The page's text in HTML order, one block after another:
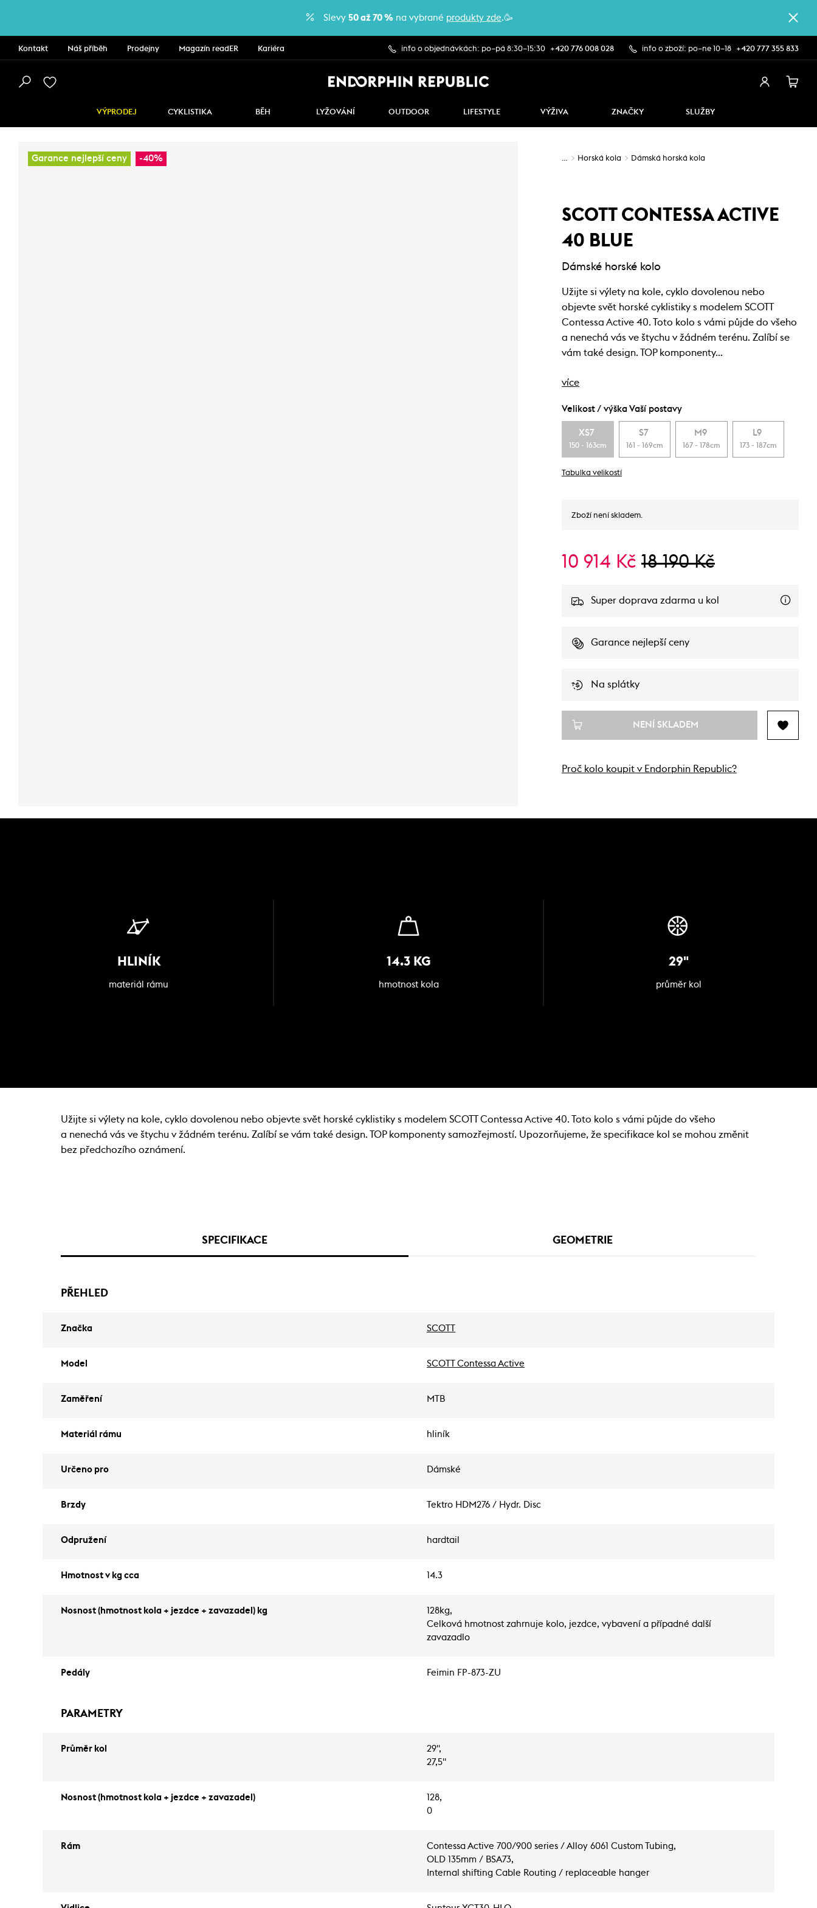
Slevy 50 až 70 % na vybrané produkty zde.🥳
Kontakt Náš příběh Prodejny Magazín readER Kariéra info o objednávkách: po–pá 8:30–15:30 +420 776 008 028 info o zboží: po–ne 10–18 +420 777 355 833
VÝPRODEJ CYKLISTIKA BĚH LYŽOVÁNÍ OUTDOOR LIFESTYLE VÝŽIVA ZNAČKY SLUŽBY
Garance nejlepší ceny -40% … Horská kola Dámská horská kola
SCOTT CONTESSA ACTIVE
40 BLUE
Dámské horské kolo
Užijte si výlety na kole, cyklo dovolenou nebo
objevte svět horské cyklistiky s modelem SCOTT
Contessa Active 40. Toto kolo s vámi půjde do všeho
a nenechá vás ve štychu v žádném terénu. Zalíbí se
vám také design. TOP komponenty…
více
Velikost / výška Vaší postavy
XS7
150 - 163cm
S7
161 - 169cm
M9
167 - 178cm
L9
173 - 187cm
Tabulka velikostí
Zboží není skladem.
10 914 Kč 18 190 Kč
Super doprava zdarma u kol
Garance nejlepší ceny
Na splátky
NENÍ SKLADEM
Proč kolo koupit v Endorphin Republic?
HLINÍK
materiál rámu
14.3 KG
hmotnost kola
29"
průměr kol
Užijte si výlety na kole, cyklo dovolenou nebo objevte svět horské cyklistiky s modelem SCOTT Contessa Active 40. Toto kolo s vámi půjde do všeho
a nenechá vás ve štychu v žádném terénu. Zalíbí se vám také design. TOP komponenty samozřejmostí. Upozorňujeme, že specifikace kol se mohou změnit
bez předchozího oznámení.
SPECIFIKACE GEOMETRIE
PŘEHLED
Značka SCOTT
Model SCOTT Contessa Active
Zaměření MTB
Materiál rámu hliník
Určeno pro Dámské
Brzdy Tektro HDM276 / Hydr. Disc
Odpružení hardtail
Hmotnost v kg cca 14.3
Nosnost (hmotnost kola + jezdce + zavazadel) kg
128kg,
Celková hmotnost zahrnuje kolo, jezdce, vybavení a případné další
zavazadlo
Pedály Feimin FP-873-ZU
PARAMETRY
Průměr kol
29",
27,5"
Nosnost (hmotnost kola + jezdce + zavazadel)
128,
0
Rám
Contessa Active 700/900 series / Alloy 6061 Custom Tubing,
OLD 135mm / BSA73,
Internal shifting Cable Routing / replaceable hanger